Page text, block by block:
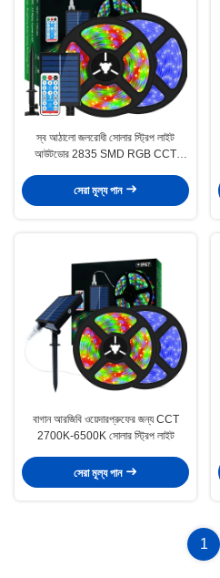
স্ব আঠালো জলরোধী সোলার স্ট্রিপ লাইট
আউটডোর 2835 SMD RGB CCT
সেরা মূল্য পান
বাগান আরজিবি ওয়েদারপ্রুফের জন্য CCT
2700K-6500K সোলার স্ট্রিপ লাইট
সেরা মূল্য পান
1